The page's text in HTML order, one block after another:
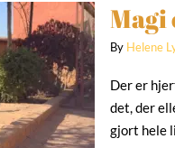
By Helene
Der er
det, der
gjort hele